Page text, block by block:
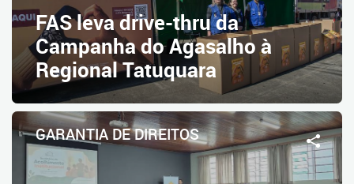
FAS leva drive-thru da
Campanha do Agasalho à
Regional Tatuquara
GARANTIA DE DIREITOS